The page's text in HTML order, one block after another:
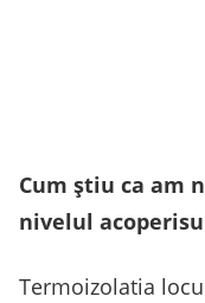
Cum știu ca am
nivelul
Termoizolatia